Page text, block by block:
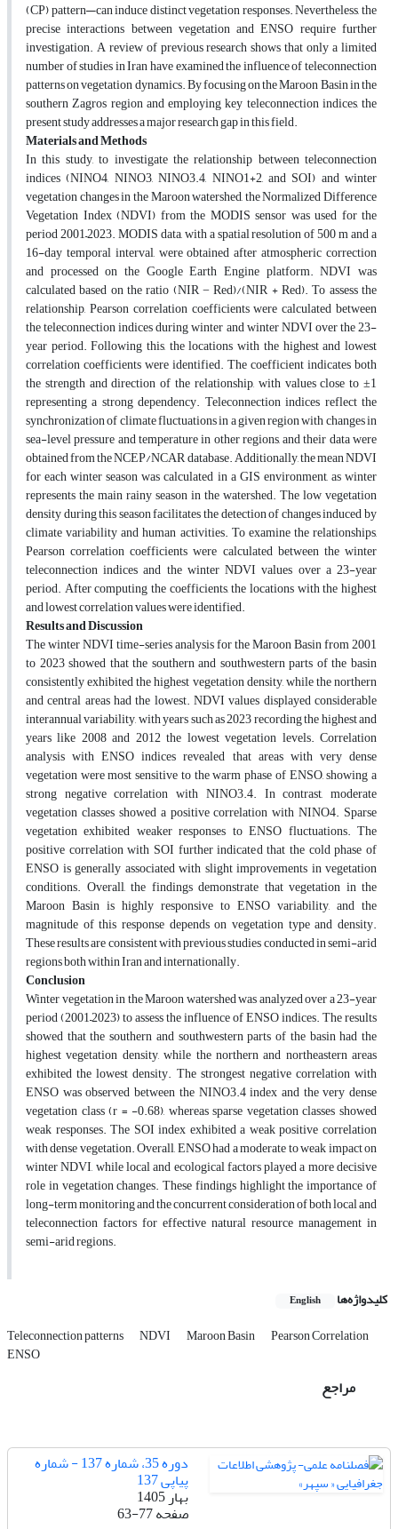
(CP) pattern—can induce distinct vegetation responses. Nevertheless, the
precise interactions between vegetation and ENSO require further
investigation. A review of previous research shows that only a limited
number of studies in Iran have examined the influence of teleconnection
patterns on vegetation dynamics. By focusing on the Maroon Basin in the
southern Zagros region and employing key teleconnection indices, the
present study addresses a major research gap in this field.
Materials and Methods
In this study, to investigate the relationship between teleconnection
indices (NINO4, NINO3, NINO3.4, NINO1+2, and SOI) and winter
vegetation changes in the Maroon watershed, the Normalized Difference
Vegetation Index (NDVI) from the MODIS sensor was used for the
period 2001–2023. MODIS data, with a spatial resolution of 500 m and a
16-day temporal interval, were obtained after atmospheric correction
and processed on the Google Earth Engine platform. NDVI was
calculated based on the ratio (NIR − Red)/(NIR + Red). To assess the
relationship, Pearson correlation coefficients were calculated between
the teleconnection indices during winter and winter NDVI over the 23-
year period. Following this, the locations with the highest and lowest
correlation coefficients were identified. The coefficient indicates both
the strength and direction of the relationship, with values close to ±1
representing a strong dependency. Teleconnection indices reflect the
synchronization of climate fluctuations in a given region with changes in
sea-level pressure and temperature in other regions, and their data were
obtained from the NCEP/NCAR database. Additionally, the mean NDVI
for each winter season was calculated in a GIS environment, as winter
represents the main rainy season in the watershed. The low vegetation
density during this season facilitates the detection of changes induced by
climate variability and human activities.To examine the relationships,
Pearson correlation coefficients were calculated between the winter
teleconnection indices and the winter NDVI values over a 23-year
period. After computing the coefficients, the locations with the highest
and lowest correlation values were identified.
Results and Discussion
The winter NDVI time-series analysis for the Maroon Basin from 2001
to 2023 showed that the southern and southwestern parts of the basin
consistently exhibited the highest vegetation density, while the northern
and central areas had the lowest. NDVI values displayed considerable
interannual variability, with years such as 2023 recording the highest and
years like 2008 and 2012 the lowest vegetation levels. Correlation
analysis with ENSO indices revealed that areas with very dense
vegetation were most sensitive to the warm phase of ENSO, showing a
strong negative correlation with NINO3.4. In contrast, moderate
vegetation classes showed a positive correlation with NINO4. Sparse
vegetation exhibited weaker responses to ENSO fluctuations. The
positive correlation with SOI further indicated that the cold phase of
ENSO is generally associated with slight improvements in vegetation
conditions. Overall, the findings demonstrate that vegetation in the
Maroon Basin is highly responsive to ENSO variability, and the
magnitude of this response depends on vegetation type and density.
These results are consistent with previous studies conducted in semi-arid
regions both within Iran and internationally.
Conclusion
Winter vegetation in the Maroon watershed was analyzed over a 23-year
period (2001–2023) to assess the influence of ENSO indices. The results
showed that the southern and southwestern parts of the basin had the
highest vegetation density, while the northern and northeastern areas
exhibited the lowest density. The strongest negative correlation with
ENSO was observed between the NINO3.4 index and the very dense
vegetation class (r = -0.68), whereas sparse vegetation classes showed
weak responses. The SOI index exhibited a weak positive correlation
with dense vegetation. Overall, ENSO had a moderate to weak impact on
winter NDVI, while local and ecological factors played a more decisive
role in vegetation changes. These findings highlight the importance of
long-term monitoring and the concurrent consideration of both local and
teleconnection factors for effective natural resource management in
semi-arid regions.
کلیدواژه‌ها English
Teleconnection patterns NDVI Maroon Basin Pearson Correlation
ENSO
مراجع
دوره 35، شماره 137 - شماره
پیاپی 137
بهار 1405
صفحه63-77